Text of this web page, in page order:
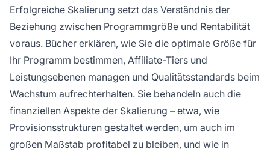
Erfolgreiche Skalierung setzt das Verständnis der
Beziehung zwischen Programmgröße und Rentabilität
voraus. Bücher erklären, wie Sie die optimale Größe für
Ihr Programm bestimmen, Affiliate-Tiers und
Leistungsebenen managen und Qualitätsstandards beim
Wachstum aufrechterhalten. Sie behandeln auch die
finanziellen Aspekte der Skalierung – etwa, wie
Provisionsstrukturen gestaltet werden, um auch im
großen Maßstab profitabel zu bleiben, und wie in